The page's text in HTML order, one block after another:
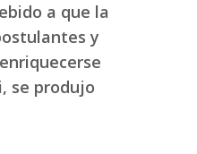
a que la
y
se produjo